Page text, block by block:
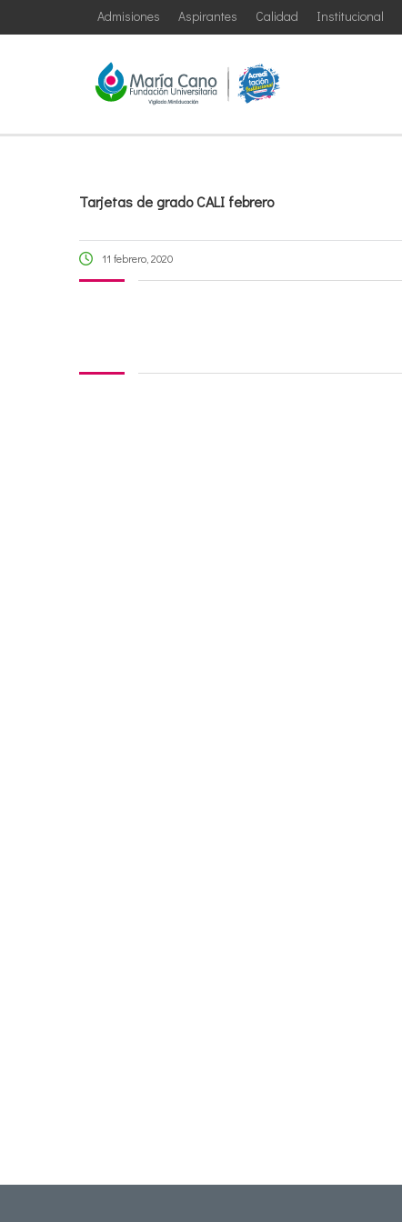
Institucional
Calidad
Aspirantes
Admisiones
Tarjetas de grado CALI febrero
11 febrero, 2020